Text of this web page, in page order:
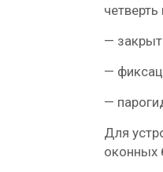
—
—
—
Для
оконных